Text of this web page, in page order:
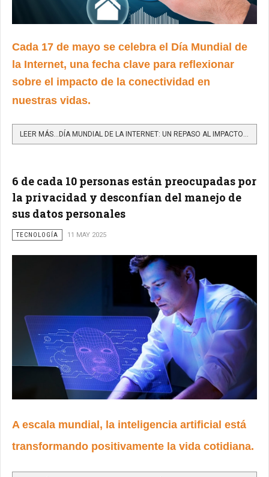
Cada 17 de mayo se celebra el Día Mundial de
la Internet, una fecha clave para reflexionar
sobre el impacto de la conectividad en
nuestras vidas.
LEER MÁS…DÍA MUNDIAL DE LA INTERNET: UN REPASO AL IMPACTO GLOBAL DE LA RED Y LOS RETOS DEL FUTURO DIGITAL
6 de cada 10 personas están preocupadas por
la privacidad y desconfían del manejo de
sus datos personales
TECNOLOGÍA 11 MAY 2025
A escala mundial, la inteligencia artificial está
transformando positivamente la vida cotidiana.